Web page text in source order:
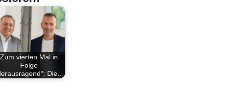
Zum vierten Mal in
Folge
Die…